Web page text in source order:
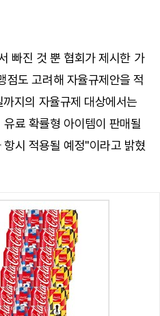
빠진 것 뿐 협회가 제시한 가
점도 고려해 자율규제안을 적
지의 자율규제 대상에서는
료 확률형 아이템이 판매될
시 적용될 예정"이라고 밝혔